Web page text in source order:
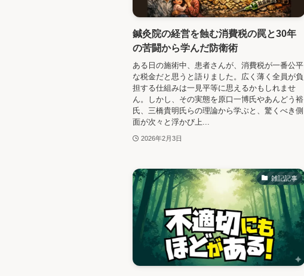
鍼灸院の経営を蝕む消費税の罠と30年
の苦闘から学んだ防衛術
ある日の施術中、患者さんが、消費税が一番公平
な税金だと思うと語りました。広く薄く全員が負
担する仕組みは一見平等に思えるかもしれませ
ん。しかし、その実態を原口一博氏やあんどう裕
氏、三橋貴明氏らの理論から学ぶと、驚くべき側
面が次々と浮かび上...
2026年2月3日
雑記記事